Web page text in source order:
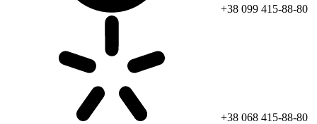
+38 099 415-88-80
+38 068 415-88-80